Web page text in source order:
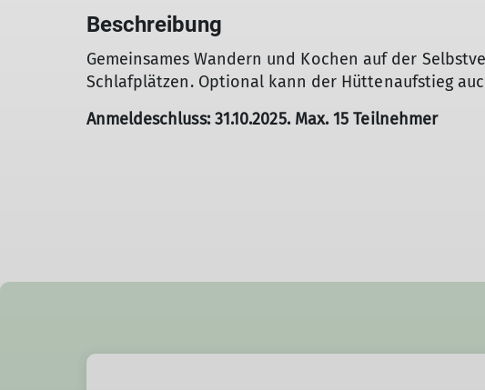
Beschreibung
Gemeinsames Wandern und Kochen auf der
Schlafplätzen. Optional kann der Hüttenaufstieg
Anmeldeschluss: 31.10.2025. Max. 15 Teilnehmer